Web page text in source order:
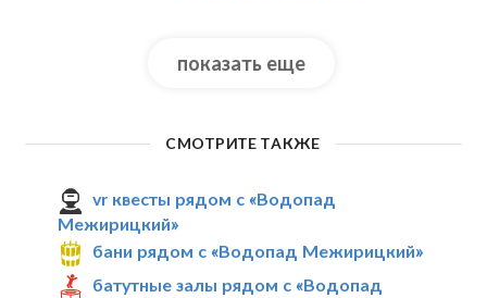
показать еще
СМОТРИТЕ ТАКЖЕ
vr квесты рядом с «Водопад
Межирицкий»
бани рядом с «Водопад Межирицкий»
батутные залы рядом с «Водопад